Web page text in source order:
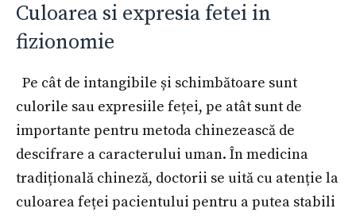
Culoarea si expresia fetei in
fizionomie
Pe cât de intangibile și schimbătoare sunt
culorile sau expresiile feței, pe atât sunt de
importante pentru metoda chinezească de
descifrare a caracterului uman. În medicina
tradițională chineză, doctorii se uită cu atenție la
culoarea feței pacientului pentru a putea stabili